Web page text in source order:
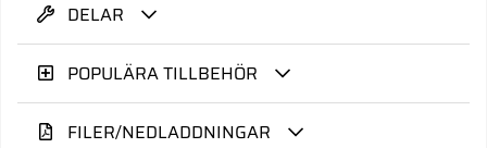
DELAR
POPULÄRA TILLBEHÖR
FILER/NEDLADDNINGAR